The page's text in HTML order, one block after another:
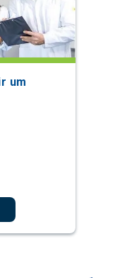
um